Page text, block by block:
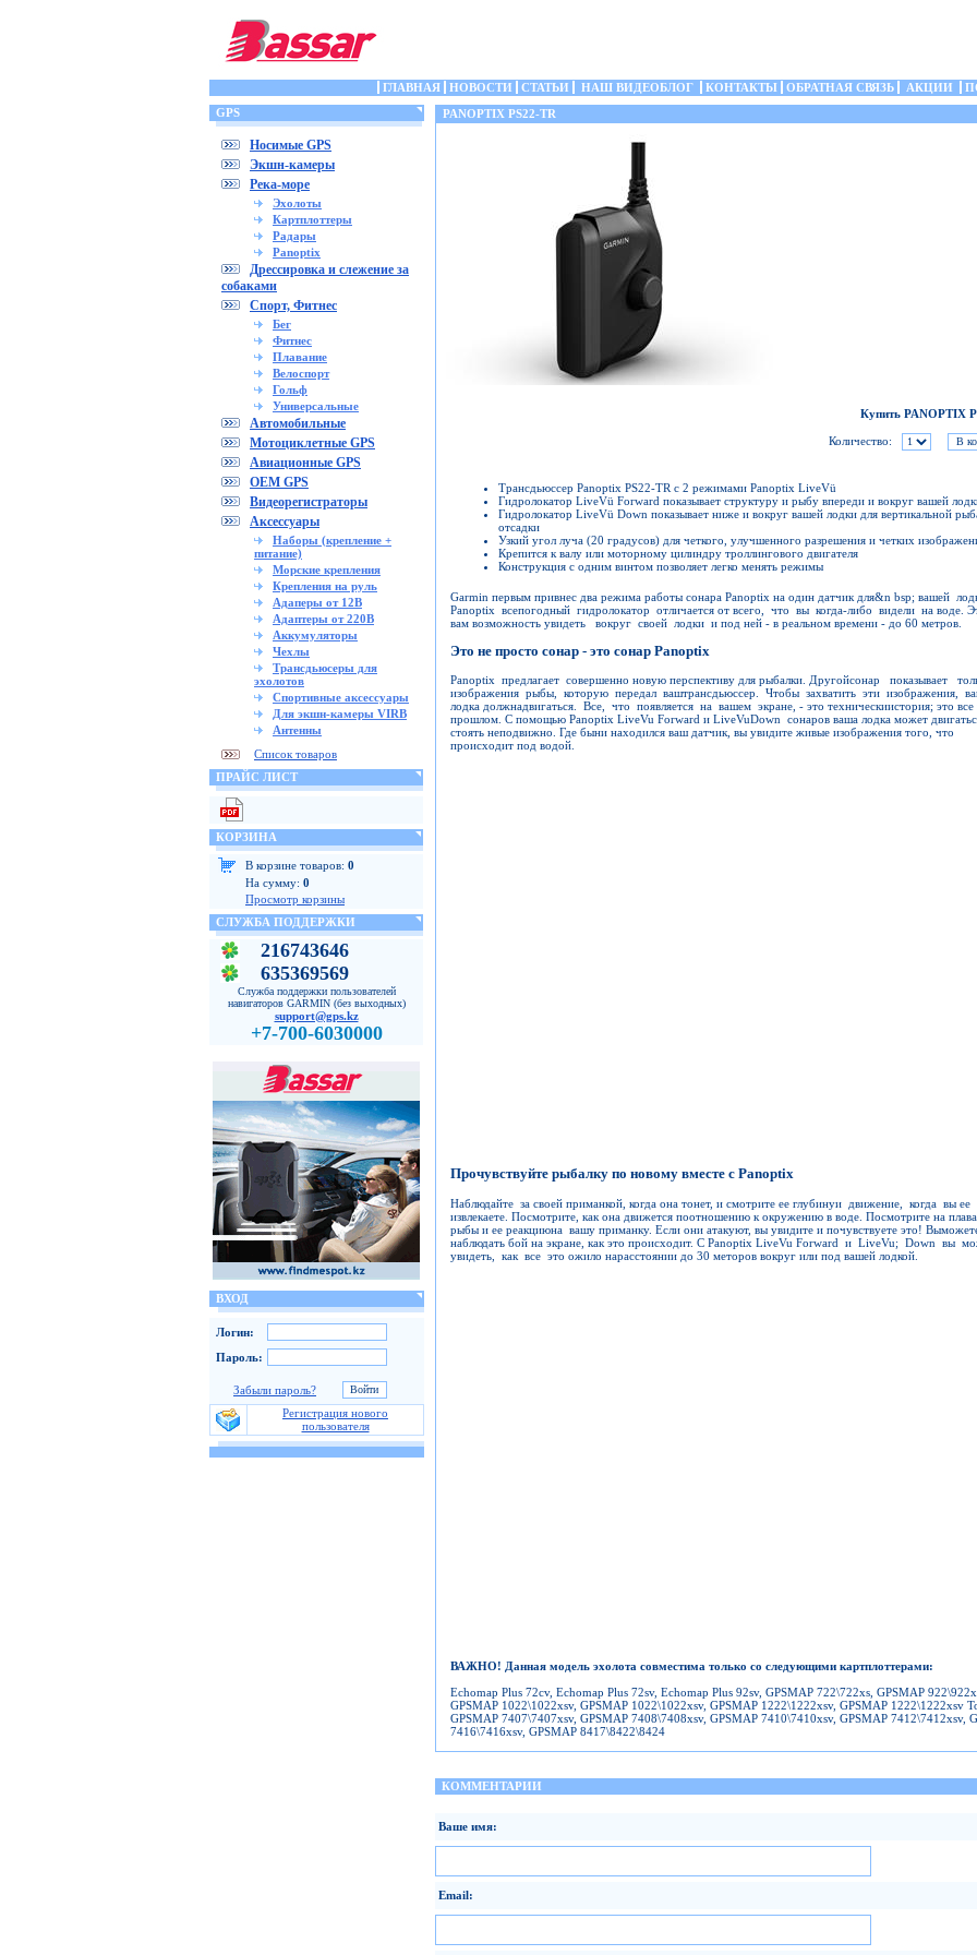
ГЛАВНАЯ НОВОСТИ СТАТЬИ НАШ ВИДЕОБЛОГ КОНТАКТЫ ОБРАТНАЯ СВЯЗЬ АКЦИИ
GPS
Носимые GPS
Экшн-камеры
Река-море
Эхолоты
Картплоттеры
Радары
Panoptix
Дрессировка и слежение за
собаками
Спорт, Фитнес
Бег
Фитнес
Плавание
Велоспорт
Гольф
Универсальные
Автомобильные
Мотоциклетные GPS
Авиационные GPS
OEM GPS
Видеорегистраторы
Аксессуары
Наборы (крепление +
питание)
Морские крепления
Крепления на руль
Адаперы от 12В
Адаптеры от 220В
Аккумуляторы
Чехлы
Трансдьюсеры для
эхолотов
Спортивные аксессуары
Для экшн-камеры VIRB
Антенны
Список товаров
ПРАЙС ЛИСТ
КОРЗИНА
В корзине товаров: 0
На сумму: 0
Просмотр корзины
СЛУЖБА ПОДДЕРЖКИ
216743646
635369569
Служба поддержки пользователей
навигаторов GARMIN (без выходных)
support@gps.kz
+7-700-6030000
ВХОД
Логин:
Пароль:
Забыли пароль?
Регистрация нового
пользователя
PANOPTIX PS22-TR
Купить PANOPTIX
Количество:
Трансдьюссер Panoptix PS22-TR с 2 режимами Panoptix LiveVü
Гидролокатор LiveVü Forward показывает структуру и рыбу впереди и вокруг вашей
Гидролокатор LiveVü Down показывает ниже и вокруг вашей лодки для вертикальной
отсадки
Узкий угол луча (20 градусов) для четкого, улучшенного разрешения и четких
Крепится к валу или моторному цилиндру троллингового двигателя
Конструкция с одним винтом позволяет легко менять режимы
Garmin первым привнес два режима работы сонара Panoptix на один датчик для&n bsp; вашей
Panoptix всепогодный гидролокатор отличается от всего, что вы когда-либо видели на воде.
вам возможность увидеть вокруг своей лодки и под ней - в реальном времени - до 60 метров.
Это не просто сонар - это сонар Panoptix
Panoptix предлагает совершенно новую перспективу для рыбалки. Другойсонар показывает
изображения рыбы, которую передал ваштрансдьюссер. Чтобы захватить эти изображения,
лодка должнадвигаться. Все, что появляется на вашем экране, - это техническиистория; это все
прошлом. С помощью Panoptix LiveVu Forward и LiveVuDown сонаров ваша лодка может
стоять неподвижно. Где быни находился ваш датчик, вы увидите живые изображения того, что
происходит под водой.
Прочувствуйте рыбалку по новому вместе с Panoptix
Наблюдайте за своей приманкой, когда она тонет, и смотрите ее глубинуи движение, когда вы ее
извлекаете. Посмотрите, как она движется поотношению к окружению в воде. Посмотрите на
рыбы и ее реакциюна вашу приманку. Если они атакуют, вы увидите и почувствуете это!
наблюдать бой на экране, как это происходит. С Panoptix LiveVu Forward и LiveVu; Down вы
увидеть, как все это ожило нарасстоянии до 30 меторов вокруг или под вашей лодкой.
ВАЖНО! Данная модель эхолота совместима только со следующими картплоттерами:
Echomap Plus 72cv, Echomap Plus 72sv, Echomap Plus 92sv, GPSMAP 722\722xs, GPSMAP
GPSMAP 1022\1022xsv, GPSMAP 1022\1022xsv, GPSMAP 1222\1222xsv, GPSMAP 1222\1222xsv
GPSMAP 7407\7407xsv, GPSMAP 7408\7408xsv, GPSMAP 7410\7410xsv, GPSMAP 7412\7412xsv,
7416\7416xsv, GPSMAP 8417\8422\8424
КОММЕНТАРИИ
Ваше имя:
Email: